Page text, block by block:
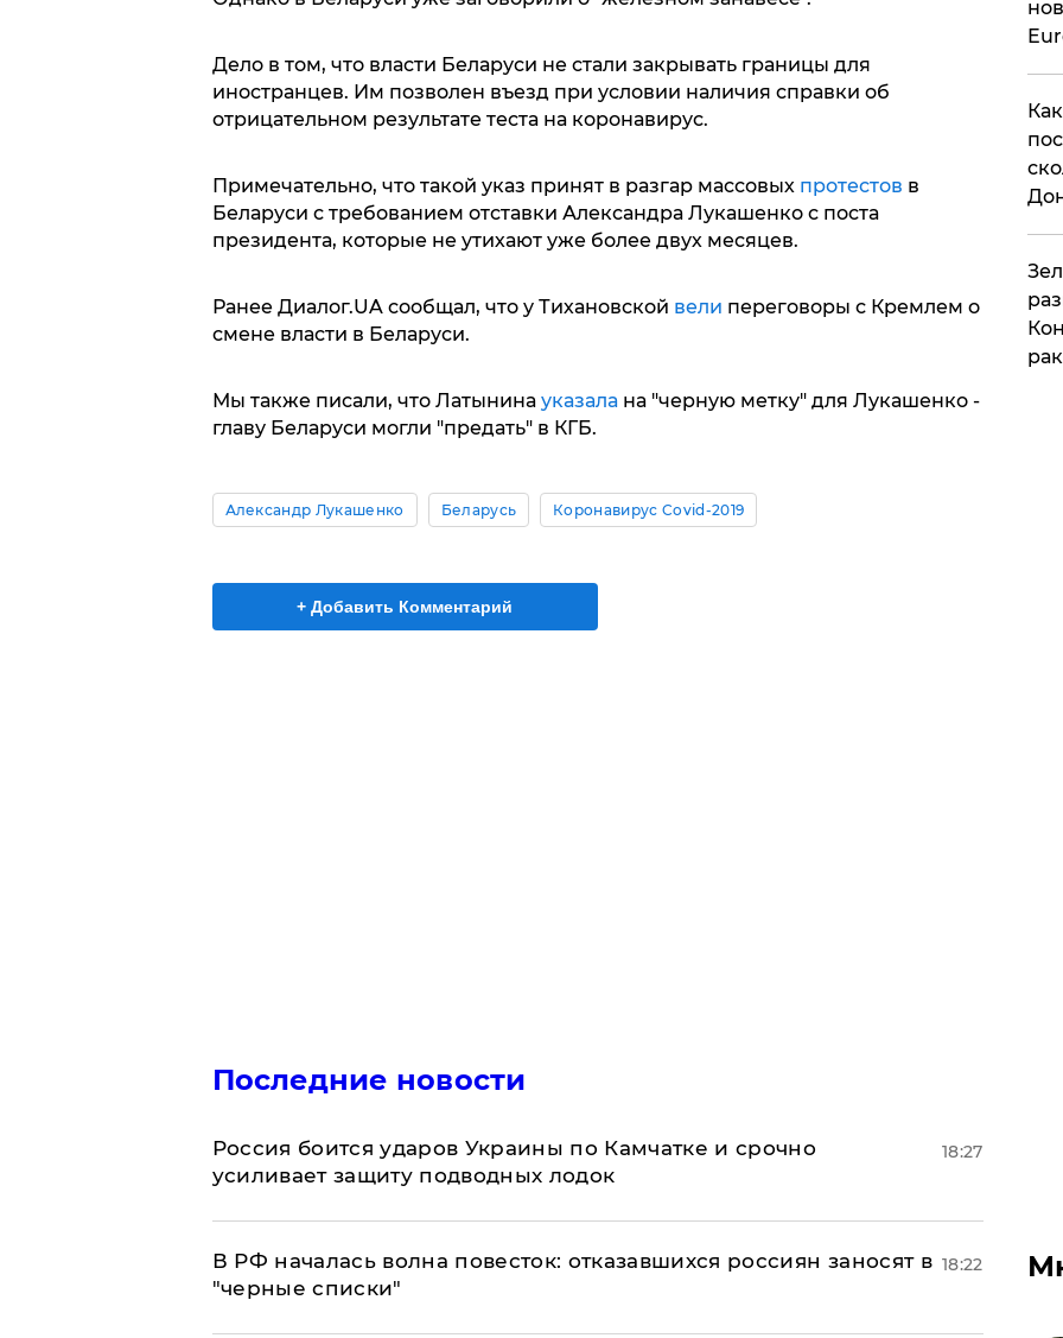
Дело в том, что власти Беларуси не стали закрывать границы для
иностранцев. Им позволен въезд при условии наличия справки об
отрицательном результате теста на коронавирус.
Примечательно, что такой указ принят в разгар массовых протестов в
Беларуси с требованием отставки Александра Лукашенко с поста
президента, которые не утихают уже более двух месяцев.
Ранее Диалог.UA сообщал, что у Тихановской вели переговоры с Кремлем о
смене власти в Беларуси.
Мы также писали, что Латынина указалана "черную метку" для Лукашенко -
главу Беларуси могли "предать" в КГБ.
Александр Лукашенко Беларусь Коронавирус Covid-2019
+ Добавить Комментарий
Последние новости
Россия боится ударов Украины по Камчатке и срочно
усиливает защиту подводных лодок
18:27
​В РФ началась волна повесток: отказавшихся россиян заносят в
"черные списки"
18:22